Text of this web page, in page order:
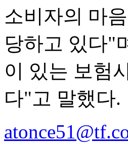
소비자의 마
당하고 있다"
이 있는 보험
다"고 말했다.